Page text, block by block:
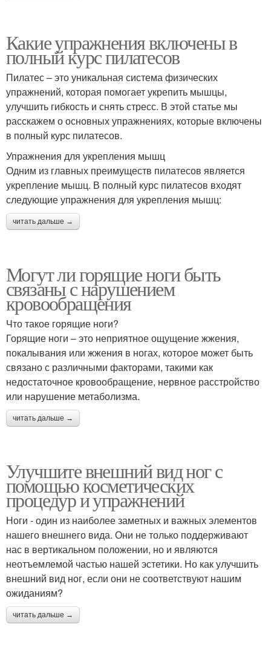
Какие упражнения включены в
полный курс пилатесов
Пилатес – это уникальная система физических
упражнений, которая помогает укрепить мышцы,
улучшить гибкость и снять стресс. В этой статье мы
расскажем о основных упражнениях, которые включены
в полный курс пилатесов.
Упражнения для укрепления мышц
Одним из главных преимуществ пилатесов является
укрепление мышц. В полный курс пилатесов входят
следующие упражнения для укрепления мышц:
читать дальше →
Могут ли горящие ноги быть
связаны с нарушением
кровообращения
Что такое горящие ноги?
Горящие ноги – это неприятное ощущение жжения,
покалывания или жжения в ногах, которое может быть
связано с различными факторами, такими как
недостаточное кровообращение, нервное расстройство
или нарушение метаболизма.
читать дальше →
Улучшите внешний вид ног с
помощью косметических
процедур и упражнений
Ноги - один из наиболее заметных и важных элементов
нашего внешнего вида. Они не только поддерживают
нас в вертикальном положении, но и являются
неотъемлемой частью нашей эстетики. Но как улучшить
внешний вид ног, если они не соответствуют нашим
ожиданиям?
читать дальше →